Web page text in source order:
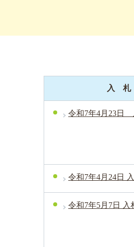
入
令和7年4月23日
令和7年4月24日
令和7年5月7日 入